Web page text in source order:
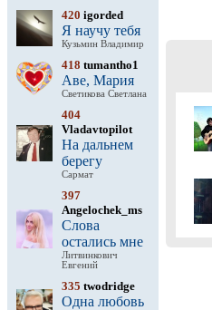
420 igorded
Я научу тебя
Кузьмин Владимир
418 tumantho1
Аве, Мария
Светикова Светлана
404
Vladavtopilot
На дальнем
берегу
Сармат
397
Angelochek_ms
Слова
остались мне
Литвинкович
Евгений
335 twodridge
Одна любовь